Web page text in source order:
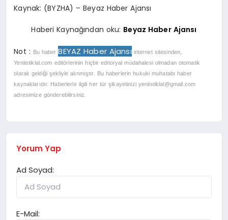
Kaynak: (BYZHA) – Beyaz Haber Ajansı
Haberi Kaynağından oku: Beyaz Haber Ajansı
Not : Bu haber BEYAZ Haber Ajansı internet sitesinden,
Yeniistiklal.com editörlerinin hiçbir editoryal müdahalesi olmadan otomatik
olarak geldiği şekliyle alınmıştır. Bu haberlerin hukuki muhatabı haber
kaynaklarıdır. Haberlerle ilgili her tür şikayetinizi yeniistiklal@gmail.com
adresimize gönderebilirsiniz.
Yorum Yap
Ad Soyad:
E-Mail: